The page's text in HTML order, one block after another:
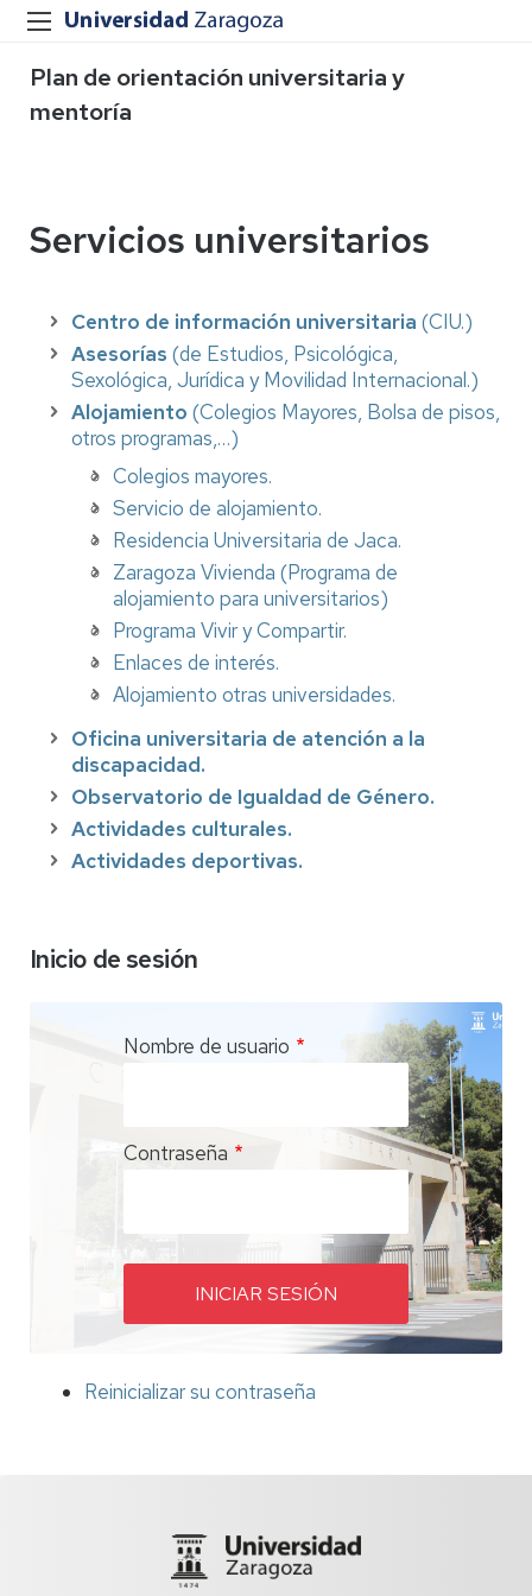
Plan de orientación universitaria y
mentoría
Servicios universitarios
Centro de información universitaria (CIU.)
Asesorías (de Estudios, Psicológica,
Sexológica, Jurídica y Movilidad Internacional.)
Alojamiento (Colegios Mayores, Bolsa de pisos,
otros programas,…)
Colegios mayores.
Servicio de alojamiento.
Residencia Universitaria de Jaca.
Zaragoza Vivienda (Programa de
alojamiento para universitarios)
Programa Vivir y Compartir.
Enlaces de interés.
Alojamiento otras universidades.
Oficina universitaria de atención a la
discapacidad.
Observatorio de Igualdad de Género.
Actividades culturales.
Actividades deportivas.
Inicio de sesión
Nombre de usuario
Contraseña
Reinicializar su contraseña